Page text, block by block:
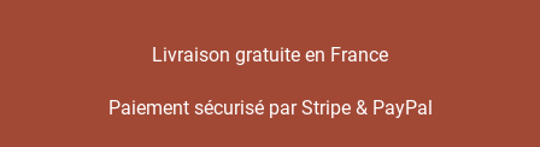
Livraison gratuite en France
Paiement sécurisé par Stripe & PayPal